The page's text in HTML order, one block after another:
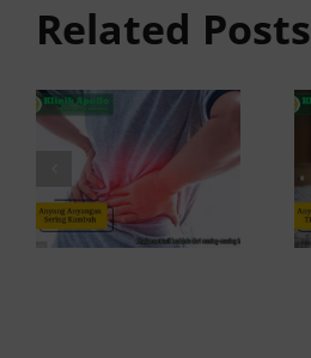
Related Posts
Sering
Kambuh
dan Cara
Atasinya